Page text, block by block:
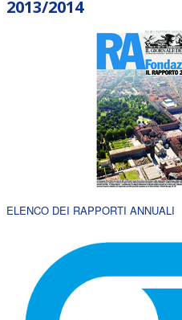
2013/2014
ELENCO DEI RAPPORTI ANNUALI